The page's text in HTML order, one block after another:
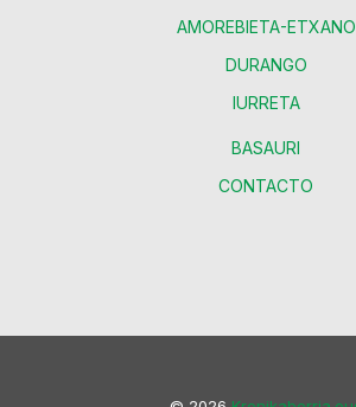
AMOREBIETA-ETXANO
DURANGO
IURRETA
BASAURI
CONTACTO